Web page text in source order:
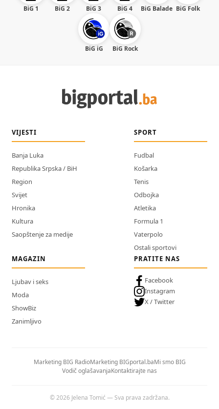
BiG 1 BiG 2 BiG 3 BiG 4 BiG Balade BiG Folk
BiG iG BiG Rock
VIJESTI
Banja Luka
Republika Srpska / BiH
Region
Svijet
Hronika
Kultura
Saopštenje za medije
SPORT
Fudbal
Košarka
Tenis
Odbojka
Atletika
Formula 1
Vaterpolo
Ostali sportovi
MAGAZIN
Ljubav i seks
Moda
ShowBiz
Zanimljivo
PRATITE NAS
Facebook
Instagram
X / Twitter
Marketing BIG RadioMarketing BIGportal.baMi smo BIG
Vodič oglašavanjaKontaktirajte nas
© 2026 Jelena Tomić — Sva prava zadržana.